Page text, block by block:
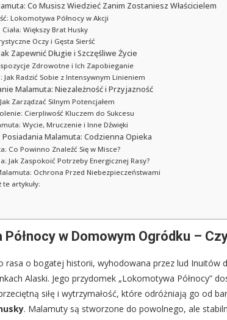
Co Musisz Wiedzieć Zanim Zostaniesz Właścicielem
Lokomotywa Północy w Akcji
Większy Brat Husky
Oczy i Gęsta Sierść
Zapewnić Długie i Szczęśliwe Życie
Zdrowotne i Ich Zapobieganie
Jak Radzić Sobie z Intensywnym Linieniem
Malamuta: Niezależność i Przyjazność
Zarządzać Silnym Potencjałem
Cierpliwość Kluczem do Sukcesu
Wycie, Mruczenie i Inne Dźwięki
Malamuta: Codzienna Opieka
Co Powinno Znaleźć Się w Misce?
Jak Zaspokoić Potrzeby Energicznej Rasy?
Ochrona Przed Niebezpieczeństwami
artykuły:
Północy w Domowym Ogródku –
rasa o bogatej historii, wyhodowana przez lud Inuitów
Alaski. Jego przydomek „Lokomotywa Północy”
siłę i wytrzymałość, które odróżniają go od
. Malamuty są stworzone do powolnego, ale